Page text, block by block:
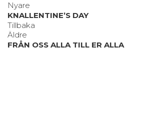
Nyare
KNALLENTINE’S DAY
Tillbaka
Äldre
FRÅN OSS ALLA TILL ER ALLA